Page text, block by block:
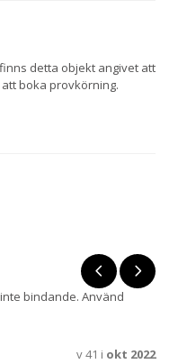
detta objekt angivet att
boka provkörning.
bindande. Använd
v 41 i okt 2022